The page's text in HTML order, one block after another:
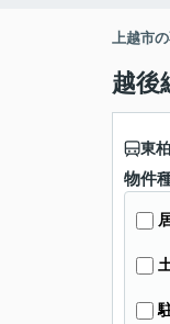
上越市
越後
東
物件